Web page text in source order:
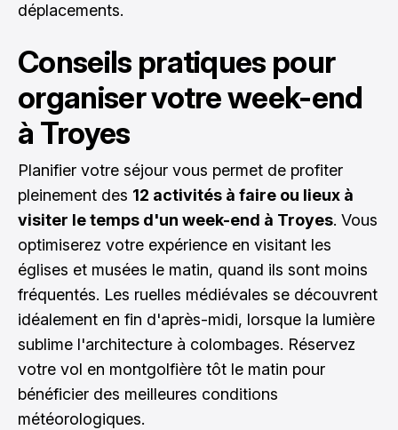
déplacements.
Conseils pratiques pour
organiser votre week-end
à Troyes
Planifier votre séjour vous permet de profiter
pleinement des 12 activités à faire ou lieux à
visiter le temps d'un week-end à Troyes. Vous
optimiserez votre expérience en visitant les
églises et musées le matin, quand ils sont moins
fréquentés. Les ruelles médiévales se découvrent
idéalement en fin d'après-midi, lorsque la lumière
sublime l'architecture à colombages. Réservez
votre vol en montgolfière tôt le matin pour
bénéficier des meilleures conditions
météorologiques.